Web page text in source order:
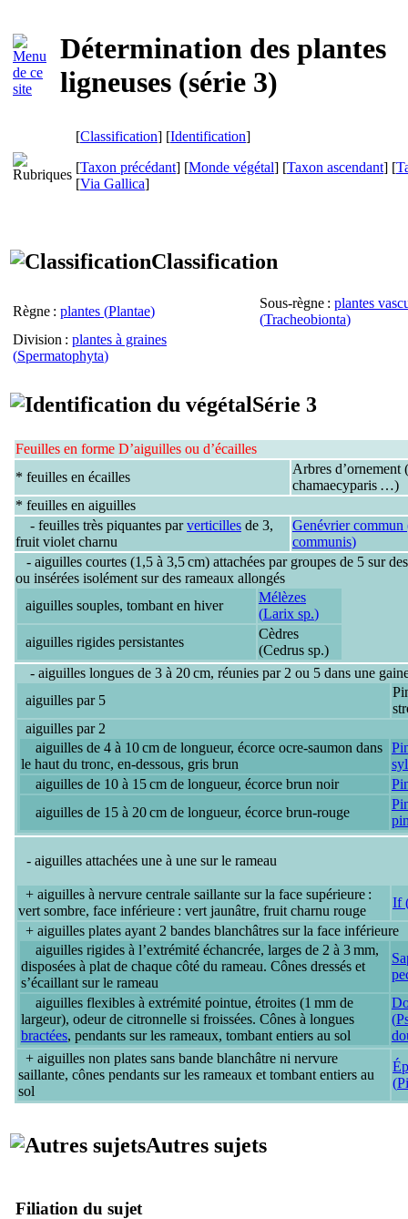
Détermination des plantes
ligneuses (série 3)
[Classification] [Identification]
[Taxon précédant] [Monde végétal] [Taxon ascendant] [
[Via Gallica]
Classification
Règne : plantes (Plantae)
Sous-règne : plantes
(Tracheobionta)
Division : plantes à graines
(Spermatophyta)
Série 3
Feuilles en forme D’aiguilles ou d’écailles
* feuilles en écailles
Arbres d’ornement
chamaecyparis …)
* feuilles en aiguilles
- feuilles très piquantes parverticilles de 3,
fruit violet charnu
Genévrier commun
communis)
- aiguilles courtes (1,5 à 3,5 cm) attachées par groupes de 5 sur
ou insérées isolément sur des rameaux allongés
aiguilles souples, tombant en hiver
Mélèzes
(Larix sp.)
aiguilles rigides persistantes
Cèdres
(Cedrus sp.)
- aiguilles longues de 3 à 20 cm, réunies par 2 ou 5 dans une
aiguilles par 5
aiguilles par 2
aiguilles de 4 à 10 cm de longueur, écorce ocre-saumon dans
le haut du tronc, en-dessous, gris brun
aiguilles de 10 à 15 cm de longueur, écorce brun noir
aiguilles de 15 à 20 cm de longueur, écorce brun-rouge
- aiguilles attachées une à une sur le rameau
+ aiguilles à nervure centrale saillante sur la face supérieure :
vert sombre, face inférieure : vert jaunâtre, fruit charnu rouge
If
+ aiguilles plates ayant 2 bandes blanchâtres sur la face inférieure
aiguilles rigides à l’extrémité échancrée, larges de 2 à 3 mm,
disposées à plat de chaque côté du rameau. Cônes dressés et
s’écaillant sur le rameau
aiguilles flexibles à extrémité pointue, étroites (1 mm de
largeur), odeur de citronnelle si froissées. Cônes à longues
bractées, pendants sur les rameaux, tombant entiers au sol
(
+ aiguilles non plates sans bande blanchâtre ni nervure
saillante, cônes pendants sur les rameaux et tombant entiers au
sol
(
Autres sujets
Filiation du sujet